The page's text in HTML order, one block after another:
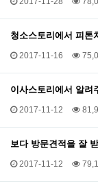
청소스토리에서 피톤
2017-11-16
이사스토리에서 알려
2017-11-12
보다 방문견적을 잘
2017-11-12